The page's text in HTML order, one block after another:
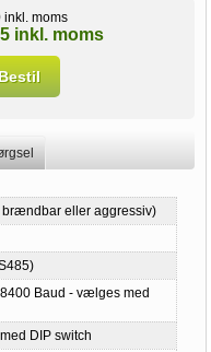
inkl. moms
inkl. moms
Bestil
brændbar eller aggressiv)
Baud - vælges med
DIP switch